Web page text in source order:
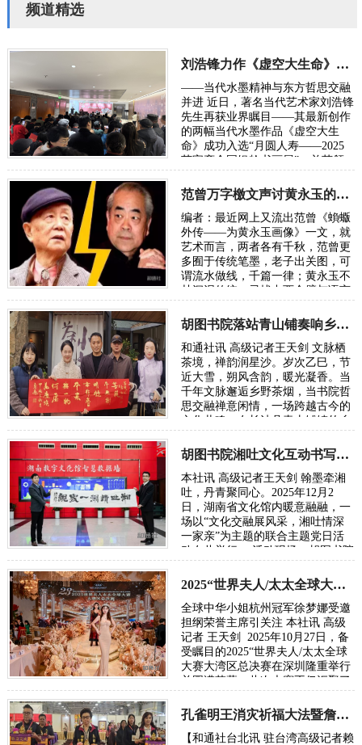
频道精选
刘浩锋力作《虚空大生命》入选2025荣宝斋全国书画展
——当代水墨精神与东方哲思交融
并进 近日，著名当代艺术家刘浩锋
先生再获业界瞩目——其最新创作
的两幅当代水墨作品《虚空大生
命》成功入选“月圆人寿——2025
荣宝斋全国银龄书画展”，并获颁
参展证书。这也是继其此前入选外
交部《新中国国礼…
范曾万字檄文声讨黄永玉的“丑恶灵魂”
编者：最近网上又流出范曾《蝜蝂
外传——为黄永玉画像》一文，就
艺术而言，两者各有千秋，范曾更
多囿于传统笔墨，老子出关图，可
谓流水做线，千篇一律；黄永玉不
甘沉泥传统，寻找中西合璧与语言
的创新，可谓再开新路。从来传统
与现代的代…
胡图书院落站青山铺奏响乡土文化振兴新声
和通社讯 高级记者王天剑 文脉栖
茶境，禅韵润星沙。岁次乙巳，节
近大雪，朔风含韵，暖光凝香。当
千年文脉邂逅乡野茶烟，当书院哲
思交融禅意闲情，一场跨越古今的
文化共鸣，在长沙县青山铺镇的乡
野间悄然绽放。胡图书院文化站正
式入驻青…
胡图书院湘吐文化互动书写民族团结新章
本社讯 高级记者王天剑 翰墨牵湘
吐，丹青聚同心。2025年12月2
日，湖南省文化馆内暖意融融，一
场以“文化交融展风采，湘吐情深
一家亲”为主题的联合主题党日活
动在此举行。 活动现场，胡图书院
理事长胡勇飞先生亲笔题写的“湘
吐情深一家亲”…
2025“世界夫人/太太全球大赛大湾区总决赛在深圳落幕
全球中华小姐杭州冠军徐梦娜受邀
担纲荣誉主席引关注 本社讯 高级
记者 王天剑 2025年10月27日，备
受瞩目的2025“世界夫人/太太全球
大赛大湾区总决赛在深圳隆重举行
并圆满落幕。此次大赛不仅汇聚了
来自全国各地的优秀选手，展现中
华儿女…
孔雀明王消灾祈福大法暨詹秀蓉镂空佛经展台北隆重举行
【和通社台北讯 驻台湾高级记者赖